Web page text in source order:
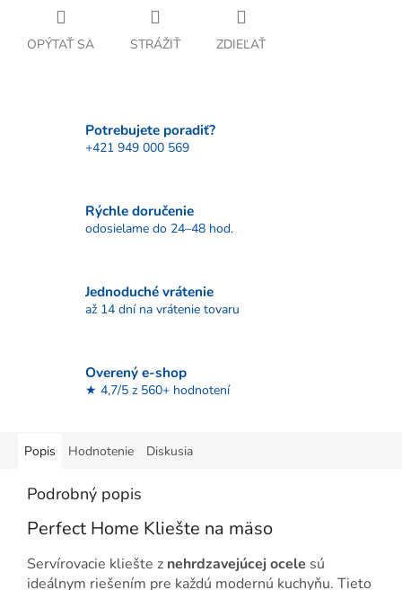
OPÝTAŤ SA STRÁŽIŤ ZDIEĽAŤ
Potrebujete poradiť?
+421 949 000 569
Rýchle doručenie
odosielame do 24–48 hod.
Jednoduché vrátenie
až 14 dní na vrátenie tovaru
Overený e-shop
★ 4,7/5 z 560+ hodnotení
Popis Hodnotenie Diskusia
Podrobný popis
Perfect Home Kliešte na mäso
Servírovacie kliešte z nehrdzavejúcej ocele sú
ideálnym riešením pre každú modernú kuchyňu. Tieto